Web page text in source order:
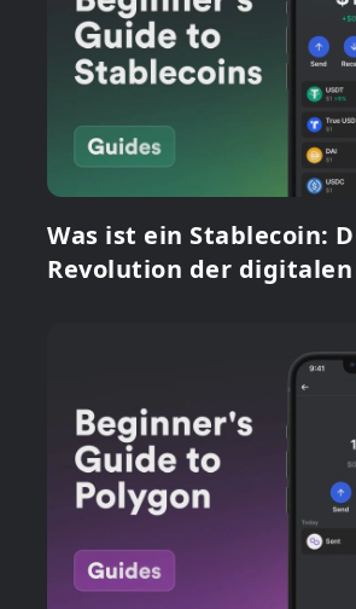
Was ist ein Stablecoin:
Revolution der